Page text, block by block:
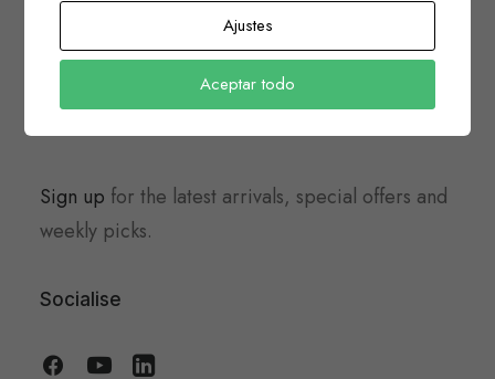
Gothenburg, Västra Götaland
Sign up for the latest arrivals, special offers and
weekly picks.
Socialise
Ajustes
Aceptar todo